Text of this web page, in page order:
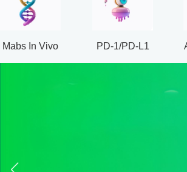
Mabs In Vivo PD-1/PD-L1